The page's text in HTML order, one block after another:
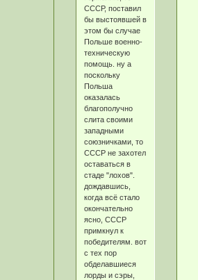
СССР, поставил
бы выстоявшей в
этом бы случае
Польше военно-
техническую
помощь. ну а
поскольку
Польша
оказалась
благополучно
слита своими
западными
союзничками, то
СССР не захотел
оставаться в
стаде "лохов".
дождавшись,
когда всё стало
окончательно
ясно, СССР
примкнул к
победителям. вот
с тех пор
обделавшиеся
лорды и сэры,